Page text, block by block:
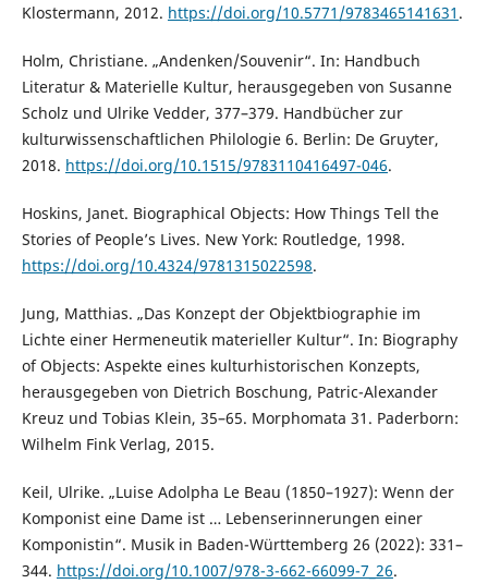
Klostermann, 2012. https://doi.org/10.5771/9783465141631 .
Holm, Christiane. „Andenken/Souvenir“. In: Handbuch
Literatur & Materielle Kultur, herausgegeben von Susanne
Scholz und Ulrike Vedder, 377–379. Handbücher zur
kulturwissenschaftlichen Philologie 6. Berlin: De Gruyter,
2018. https://doi.org/10.1515/9783110416497-046.
Hoskins, Janet. Biographical Objects: How Things Tell the
Stories of People’s Lives. New York: Routledge, 1998.
https://doi.org/10.4324/9781315022598.
Jung, Matthias. „Das Konzept der Objektbiographie im
Lichte einer Hermeneutik materieller Kultur“. In: Biography
of Objects: Aspekte eines kulturhistorischen Konzepts,
herausgegeben von Dietrich Boschung, Patric-Alexander
Kreuz und Tobias Klein, 35–65. Morphomata 31. Paderborn:
Wilhelm Fink Verlag, 2015.
Keil, Ulrike. „Luise Adolpha Le Beau (1850–1927): Wenn der
Komponist eine Dame ist … Lebenserinnerungen einer
Komponistin“. Musik in Baden-Württemberg 26 (2022): 331–
344. https://doi.org/10.1007/978-3-662-66099-7_26.